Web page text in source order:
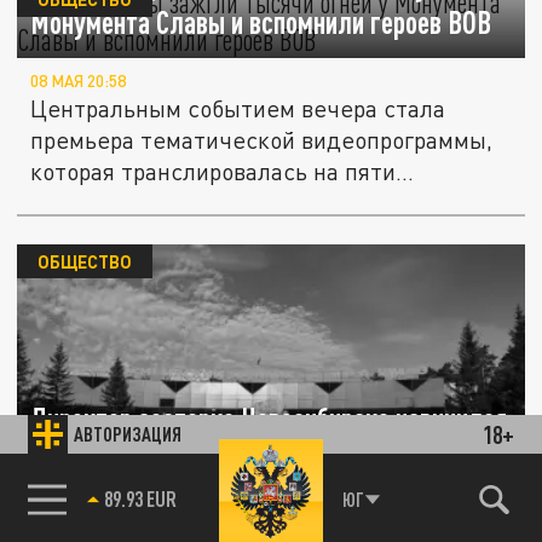
АВТОРИЗАЦИЯ 18+
85.64 BRENT ЮГ
Монумента Славы и вспомнили героев ВОВ
08 МАЯ 20:58
Центральным событием вечера стала
премьера тематической видеопрограммы,
которая транслировалась на пяти...
Директор зоопарка Новосибирска извинился
за скандальный баннер с орангутаном к 9
Мая
ОБЩЕСТВО